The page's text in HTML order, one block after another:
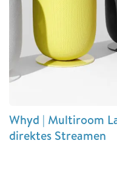
Whyd | Multiroom
direktes Streamen